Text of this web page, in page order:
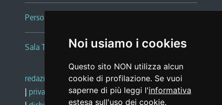
Noi usiamo i cookies
Questo sito NON utilizza alcun
cookie di profilazione. Se vuoi
saperne di più leggi l'informativa
estesa sull'uso dei cookie.
Persone e Uffici
Sala Tiziano Tessitori
redazione web |note legali |glossario
| privacy
social media policy